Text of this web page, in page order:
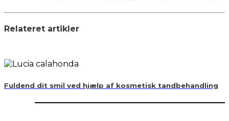
Relateret artikler
Fuldend dit smil ved hjælp af kosmetisk tandbehandling